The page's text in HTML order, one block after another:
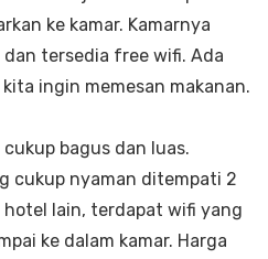
ke kamar. Kamarnya
tersedia free wifi. Ada
ingin memesan makanan.
bagus dan luas.
cukup nyaman ditempati 2
hotel lain, terdapat wifi yang
ke dalam kamar. Harga